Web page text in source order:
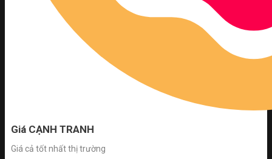
Giá CẠNH TRANH
Giá cả tốt nhất thị trường